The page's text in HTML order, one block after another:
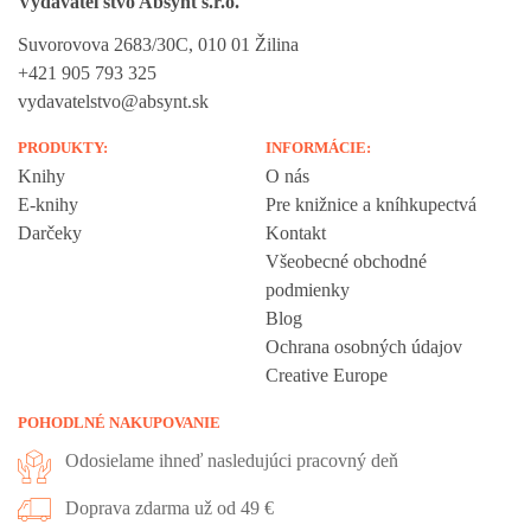
Suvorovova 2683/30C, 010 01 Žilina
+421 905 793 325
vydavatelstvo@absynt.sk
PRODUKTY:
Knihy
E-knihy
Darčeky
INFORMÁCIE:
O nás
Pre knižnice a kníhkupectvá
Kontakt
Všeobecné obchodné
podmienky
Blog
Ochrana osobných údajov
Creative Europe
POHODLNÉ NAKUPOVANIE
Odosielame ihneď nasledujúci pracovný deň
Doprava zdarma už od 49 €